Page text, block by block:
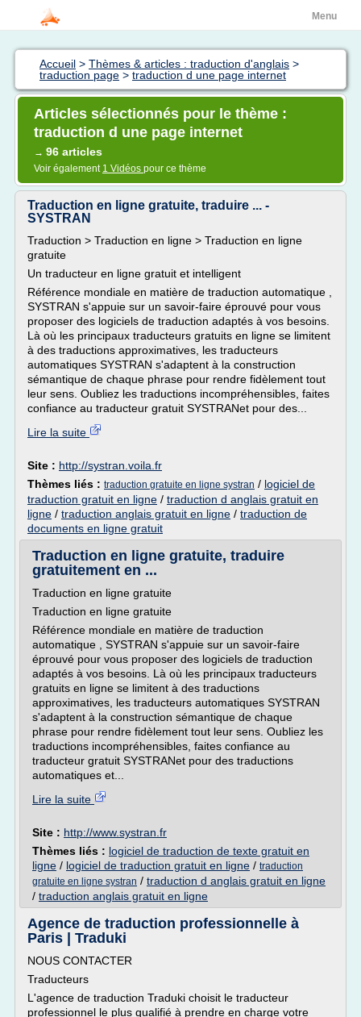
Menu
Accueil > Thèmes & articles : traduction d'anglais >
traduction page > traduction d une page internet
Articles sélectionnés pour le thème :
traduction d une page internet
→ 96 articles
Voir également 1 Vidéos pour ce thème
Traduction en ligne gratuite, traduire ... -
SYSTRAN
Traduction > Traduction en ligne > Traduction en ligne
gratuite
Un traducteur en ligne gratuit et intelligent
Référence mondiale en matière de traduction automatique ,
SYSTRAN s'appuie sur un savoir-faire éprouvé pour vous
proposer des logiciels de traduction adaptés à vos besoins.
Là où les principaux traducteurs gratuits en ligne se limitent
à des traductions approximatives, les traducteurs
automatiques SYSTRAN s'adaptent à la construction
sémantique de chaque phrase pour rendre fidèlement tout
leur sens. Oubliez les traductions incompréhensibles, faites
confiance au traducteur gratuit SYSTRANet pour des...
Lire la suite
Site : http://systran.voila.fr
Thèmes liés : traduction gratuite en ligne systran / logiciel de
traduction gratuit en ligne / traduction d anglais gratuit en
ligne / traduction anglais gratuit en ligne / traduction de
documents en ligne gratuit
Traduction en ligne gratuite, traduire
gratuitement en ...
Traduction en ligne gratuite
Traduction en ligne gratuite
Référence mondiale en matière de traduction
automatique , SYSTRAN s'appuie sur un savoir-faire
éprouvé pour vous proposer des logiciels de traduction
adaptés à vos besoins. Là où les principaux traducteurs
gratuits en ligne se limitent à des traductions
approximatives, les traducteurs automatiques SYSTRAN
s'adaptent à la construction sémantique de chaque
phrase pour rendre fidèlement tout leur sens. Oubliez les
traductions incompréhensibles, faites confiance au
traducteur gratuit SYSTRANet pour des traductions
automatiques et...
Lire la suite
Site : http://www.systran.fr
Thèmes liés : logiciel de traduction de texte gratuit en
ligne / logiciel de traduction gratuit en ligne / traduction
gratuite en ligne systran / traduction d anglais gratuit en ligne
/ traduction anglais gratuit en ligne
Agence de traduction professionnelle à
Paris | Traduki
NOUS CONTACTER
Traducteurs
L'agence de traduction Traduki choisit le traducteur
professionnel le plus qualifié à prendre en charge votre